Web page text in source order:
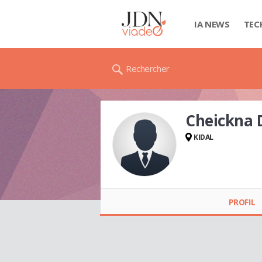
IA NEWS
Rechercher
Cheickna
KIDAL
PROFIL